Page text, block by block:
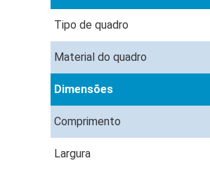
Tipo de quadro
Material do quadro
Dimensões
Comprimento
Largura